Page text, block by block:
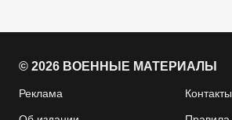
© 2026 ВОЕННЫЕ МАТЕРИАЛЫ
Реклама Контакты